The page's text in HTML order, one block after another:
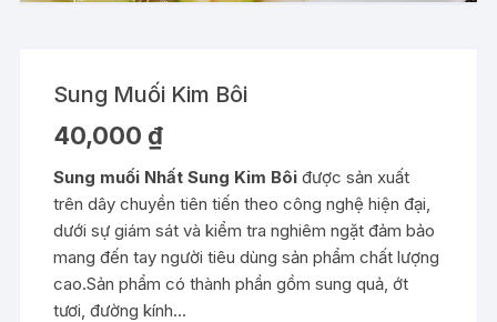
Sung Muối Kim Bôi
40,000 ₫
Sung muối Nhất Sung Kim Bôi được sản xuất
trên dây chuyền tiên tiến theo công nghệ hiện đại,
dưới sự giám sát và kiểm tra nghiêm ngặt đảm bảo
mang đến tay người tiêu dùng sản phẩm chất lượng
cao.Sản phẩm có thành phần gồm sung quả, ớt
tươi,đường kính…